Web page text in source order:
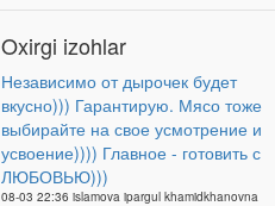
Oxirgi izohlar
Независимо от дырочек будет
вкусно))) Гарантирую. Мясо тоже
выбирайте на свое усмотрение и
усвоение)))) Главное - готовить с
ЛЮБОВЬЮ)))
08-03 22:36 islamova ipargul khamidkhanovna